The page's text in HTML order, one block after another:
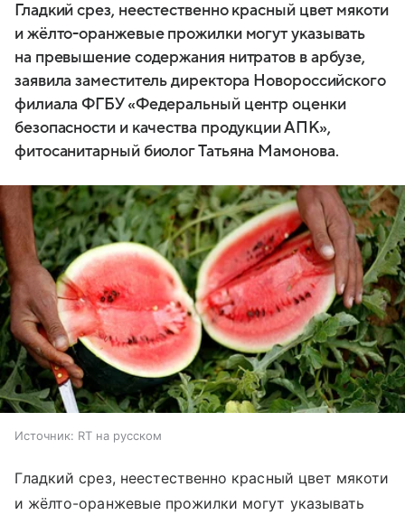
Гладкий срез, неестественно красный цвет мякоти
и жёлто-оранжевые прожилки могут указывать
на превышение содержания нитратов в арбузе,
заявила заместитель директора Новороссийского
филиала ФГБУ «Федеральный центр оценки
безопасности и качества продукции АПК»,
фитосанитарный биолог Татьяна Мамонова.
Источник: RT на русском
Гладкий срез, неестественно красный цвет мякоти
и жёлто-оранжевые прожилки могут указывать